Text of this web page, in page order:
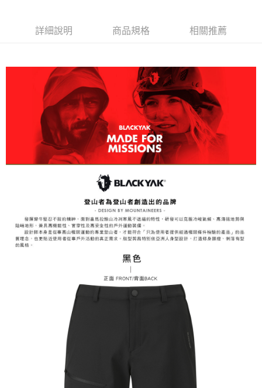
【繳款方式說明】
帳／街口支付／iPASS MONEY」等通路繳費。
【注意事項】
1.本服務係由「台灣大哥大股份有限公司」（以下簡稱本公司）所提供，讓
用戶於交易時，得透過本服務購買商品或服務，並由商店將買賣／分期付款
買賣價金債權讓與本公司後，依約使用本公司帳單繳交帳款。
2.基於同意付款使用「大哥付你分期」之契約關係目的，商店將以您的個人
資料（包含姓名、電話或地址）提供予台灣大哥大進項蒐集、處理及利用，
由本公司與您本人進行分期帳單所需資料之確認、核對及更正。
3.完整用戶服務條款，請詳閱以下連結：https://oppay.tw/userRule
３．安心：先確認商品／服務後，再付款。
結帳頁面，進行簡訊認證並確認金額後，即可完成結帳。
２．訂單成立數日內，您將收到繳費通知簡訊。
３．收到繳費通知簡訊後14天內，點擊此簡訊中的連結，可透過四大超商／
ATM／網路銀行／等多元方式進行付款，方視為交易完成。
※ 請注意：結帳手續完成當下不需立刻繳費，但若您需要取消訂單，請聯絡
購買商品的店家。未經商家同意取消之訂單仍視為有效，需透過AFTEE先享
後付繳納相關費用。
※ 交易是否成功請以「AFTEE先享後付 」之結帳頁面顯示為準，若有關於
是否繳費成功／繳費後需取消欲退款等相關疑問，請聯繫「AFTEE先享後付
客戶支援中心」https://netprotections.freshdesk.com/support/home
１．透過由恩沛科技股份有限公司提供之「AFTEE先享後付」服務完成之交
易，需依本服務之必要範圍內提供個人資料，並將交易相關給付款項請求債
權轉讓予恩沛科技股份有限公司。
２．關於個人資料處理事宜，請瀏覽以下網址：
https://aftee.tw/terms/#terms3
３．未成年的使用者請事先徵得法定代理人或監護人之同意方可使用
「AFTEE先享後付」，若未經同意申辦者引起之損失，本公司不負相關責
４．使用「AFTEE先享後付」時，將依據個別帳號之用戶狀況，依本公司即
時審查核予不同之上限額度；若仍有額度不足之情形，本公司將視審查結果
請求用戶進行身份認證。
５．嚴禁一人註冊多個帳號或使用他人資訊註冊。若發現惡意使用之情形，
恩沛科技股份有限公司將有權停止該用戶之使用額度並採取法律行動。
全家取貨付款
付款後全家取貨
每筆NT$60，滿NT$599(含以上)免運費
萊爾富取貨付款
每筆NT$60，滿NT$799(含以上)免運費
付款後萊爾富取貨
每筆NT$60，滿NT$799(含以上)免運費
每筆NT$60，滿NT$799(含以上)免運費
付款後7-11取貨
每筆NT$60，滿NT$799(含以上)免運費
每筆NT$70，滿NT$799(含以上)免運費
詳細說明 商品規格 相關推薦